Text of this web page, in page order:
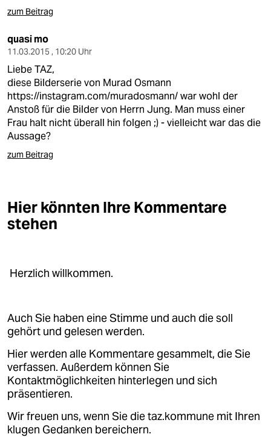
zum Beitrag
quasi mo
11.03.2015 , 10:20 Uhr
Liebe TAZ,
diese Bilderserie von Murad Osmann
https://instagram.com/muradosmann/war wohl der
Anstoß für die Bilder von Herrn Jung. Man muss einer
Frau halt nicht überall hin folgen ;) - vielleicht war das die
Aussage?
zum Beitrag
Hier könnten Ihre Kommentare
stehen
Herzlich willkommen.
Auch Sie haben eine Stimme und auch die soll
gehört und gelesen werden.
Hier werden alle Kommentare gesammelt, die Sie
verfassen. Außerdem können Sie
Kontaktmöglichkeiten hinterlegen und sich
präsentieren.
Wir freuen uns, wenn Sie die taz.kommune mit Ihren
klugen Gedanken bereichern.